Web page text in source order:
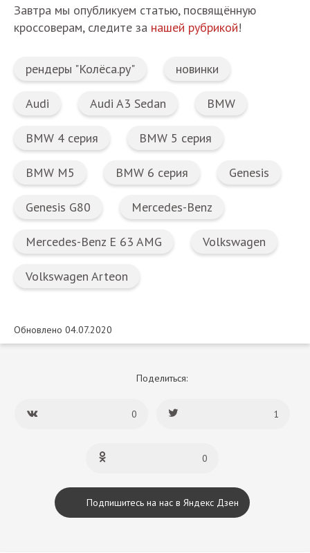
Завтра мы опубликуем статью, посвящённую
кроссоверам, следите за нашей рубрикой!
рендеры "Колёса.ру" новинки
Audi Audi A3 Sedan BMW
BMW 4 серия BMW 5 серия
BMW M5 BMW 6 серия Genesis
Genesis G80 Mercedes-Benz
Mercedes-Benz E 63 AMG Volkswagen
Volkswagen Arteon
Обновлено 04.07.2020
Поделиться:
0 1
0
Подпишитесь на нас в Яндекс Дзен